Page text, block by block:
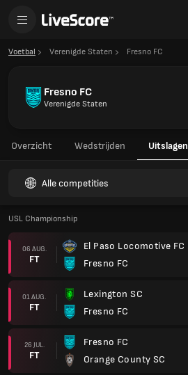
Voetbal Verenigde Staten Fresno FC
Fresno FC
Verenigde Staten
Overzicht Wedstrijden Uitslagen
Alle competities
USL Championship
06 AUG.
FT
El Paso Locomotive FC
Fresno FC
01 AUG.
FT
Lexington SC
Fresno FC
26 JUL.
FT
Fresno FC
Orange County SC